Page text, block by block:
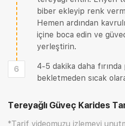
biber ekleyip renk
Hemen ardından
içine boca edin ve
yerleştirin.
6
4-5 dakika daha
bekletmeden sıcak
Tereyağlı Güveç Karides
*Tarif videomuzu izlemeyi